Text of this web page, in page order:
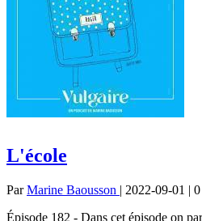
L'école
ParMarine Baousson | 2022-09-01 | 0
Épisode 182 - Dans cet épisode on